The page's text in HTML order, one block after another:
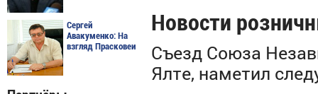
Сергей
Авакуменко: На
взгляд Прасковеи
Новости
Съезд Союза
Ялте, наметил